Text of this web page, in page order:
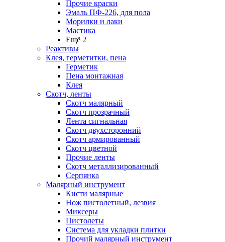
Прочие краски
Эмаль ПФ-226, для пола
Морилки и лаки
Мастика
Ещё 2
Реактивы
Клея, герметитки, пена
Герметик
Пена монтажная
Клея
Скотч, ленты
Скотч малярный
Скотч прозрачный
Лента сигнальная
Скотч двухсторонний
Скотч армированный
Скотч цветной
Прочие ленты
Скотч металлизированный
Серпянка
Малярный инструмент
Кисти малярные
Нож пистолетный, лезвия
Миксеры
Пистолеты
Система для укладки плитки
Прочий малярный инструмент